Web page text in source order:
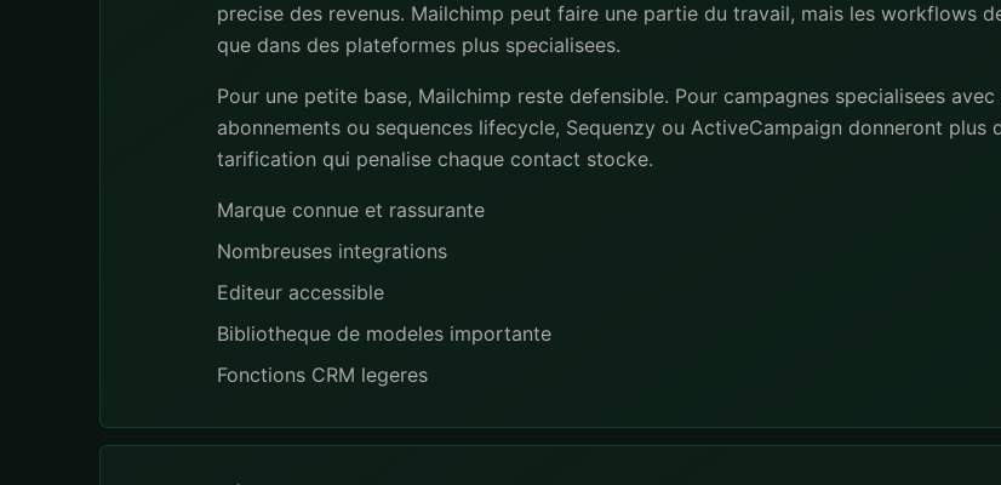
precise des revenus. Mailchimp peut faire une partie du travail, mais les workflows
que dans des plateformes plus specialisees.
Pour une petite base, Mailchimp reste defensible. Pour campagnes specialisees avec
abonnements ou sequences lifecycle, Sequenzy ou ActiveCampaign donneront
tarification qui penalise chaque contact stocke.
Marque connue et rassurante
Nombreuses integrations
Editeur accessible
Bibliotheque de modeles importante
Fonctions CRM legeres